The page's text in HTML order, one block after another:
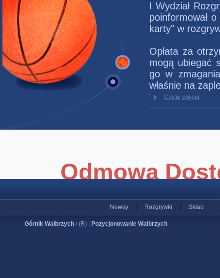
I Wydział
poinformował
karty" w
Opłata za
mogą ubiegać
go w
właśnie na
Czytaj więcej
Newsy Rozgrywki Skład
Górnik Wałbrzych / (R) ; Pozycjonowanie Wałbrzych